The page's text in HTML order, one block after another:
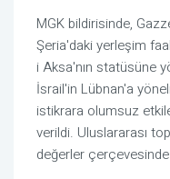
MGK bildirisinde,
Şeria'daki yerleşim
i Aksa'nın statüsüne
İsrail'in Lübnan'a
istikrara olumsuz
verildi. Uluslararası
değerler çerçevesinde